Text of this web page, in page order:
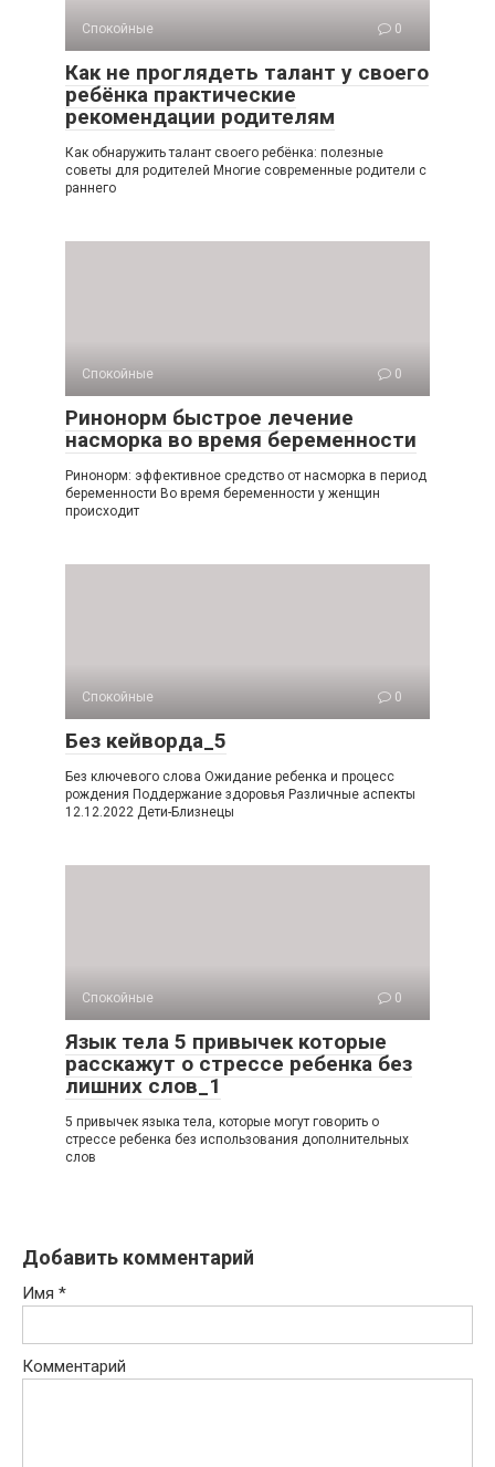
Спокойные 0
Как не проглядеть талант у своего
ребёнка практические
рекомендации родителям
Как обнаружить талант своего ребёнка: полезные
советы для родителей Многие современные родители с
раннего
Спокойные 0
Ринонорм быстрое лечение
насморка во время беременности
Ринонорм: эффективное средство от насморка в период
беременности Во время беременности у женщин
происходит
Спокойные 0
Без кейворда_5
Без ключевого слова Ожидание ребенка и процесс
рождения Поддержание здоровья Различные аспекты
12.12.2022 Дети-Близнецы
Спокойные 0
Язык тела 5 привычек которые
расскажут о стрессе ребенка без
лишних слов_1
5 привычек языка тела, которые могут говорить о
стрессе ребенка без использования дополнительных
слов
Добавить комментарий
Имя *
Комментарий